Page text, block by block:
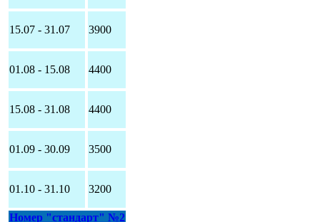
15.07 - 31.07 3900
01.08 - 15.08 4400
15.08 - 31.08 4400
01.09 - 30.09 3500
01.10 - 31.10 3200
Номер "стандарт" №2